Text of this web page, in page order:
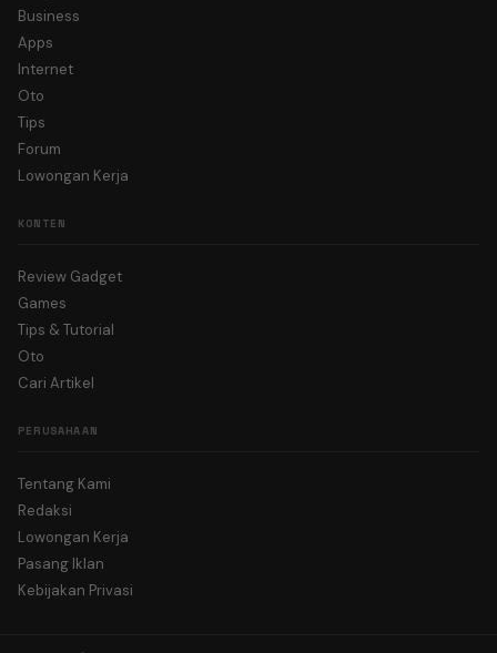
Business
Apps
Internet
Oto
Tips
Forum
Lowongan Kerja
KONTEN
Review Gadget
Games
Tips & Tutorial
Oto
Cari Artikel
PERUSAHAAN
Tentang Kami
Redaksi
Lowongan Kerja
Pasang Iklan
Kebijakan Privasi